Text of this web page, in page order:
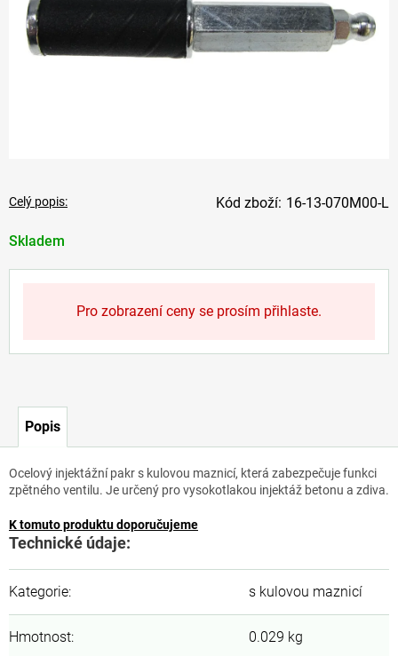
Skladem
Celý popis: 16-13-070M00-L
Pro zobrazení ceny se prosím přihlaste.
Popis
Ocelový injektážní pakr s kulovou maznicí, která zabezpečuje funkci
zpětného ventilu. Je určený pro vysokotlakou injektáž betonu a zdiva.
K tomuto produktu doporučujeme
Technické údaje:
Kategorie: s kulovou maznicí
Hmotnost: 0.029 kg